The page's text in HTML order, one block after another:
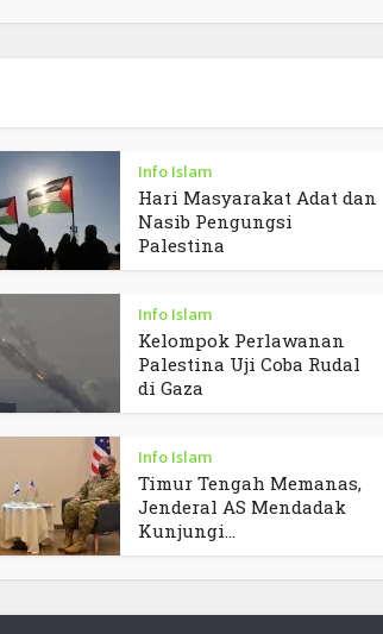
Info Islam
Hari Masyarakat Adat dan
Nasib Pengungsi
Palestina
Info Islam
Kelompok Perlawanan
Palestina Uji Coba Rudal
di Gaza
Info Islam
Timur Tengah Memanas,
Jenderal AS Mendadak
Kunjungi...